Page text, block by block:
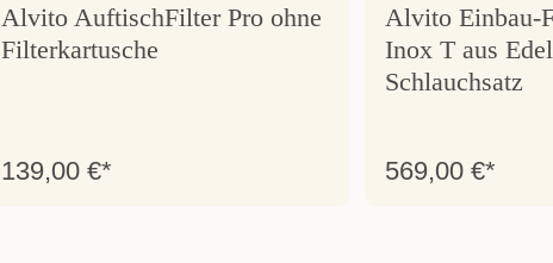
Alvito AuftischFilter Pro ohne
Filterkartusche
139,00 €*
Alvito Einbau-
Inox T aus
Schlauchsatz
569,00 €*